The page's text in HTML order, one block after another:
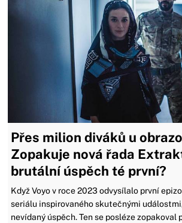
Přes milion diváků u
Zopakuje nová řada
brutální úspěch té první?
Když Voyo v roce 2023 odvysílalo první
seriálu inspirovaného skutečnými
nevídaný úspěch. Ten se posléze zopakoval